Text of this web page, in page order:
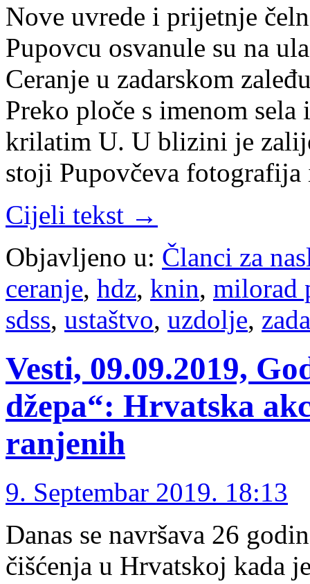
Nove uvrede i prijetnje
Pupovcu osvanule su na
Ceranje u zadarskom
Preko ploče s imenom
krilatim U. U blizini je
stoji Pupovčeva
Cijeli tekst →
Objavljeno u: Članci za
ceranje, hdz, knin, milorad
sdss, ustaštvo, uzdolje,
Vesti, 09.09.2019,
džepa“: Hrvatska
ranjenih
9. Septembar 2019. 18:13
Danas se navršava 26
čišćenja u Hrvatskoj kada